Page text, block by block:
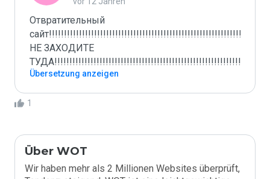
Отвратительный
НЕ ЗАХОДИТЕ
Übersetzung anzeigen
1
Über WOT
Wir haben mehr als 2 Millionen Websites überprüft,